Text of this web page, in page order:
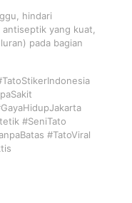
hindari
yang kuat,
pada bagian
#SeniTato
#TatoViral